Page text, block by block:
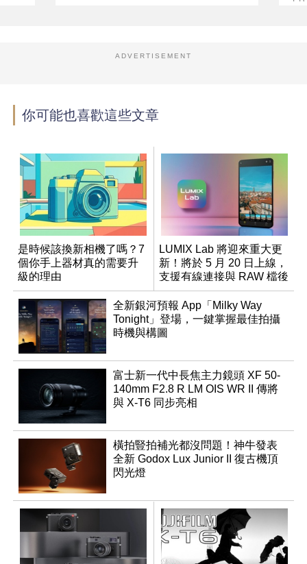
ADVERTISEMENT
你可能也喜歡這些文章
是時候該換新相機了嗎？7
個你手上器材真的需要升
級的理由
LUMIX Lab 將迎來重大更
新！將於 5 月 20 日上線，
支援有線連接與 RAW 檔後
製
全新銀河預報 App「Milky Way
Tonight」登場，一鍵掌握最佳拍攝
時機與構圖
富士新一代中長焦主力鏡頭 XF 50-
140mm F2.8 R LM OIS WR II 傳將
與 X-T6 同步亮相
橫拍豎拍補光都沒問題！神牛發表
全新 Godox Lux Junior II 復古機頂
閃光燈